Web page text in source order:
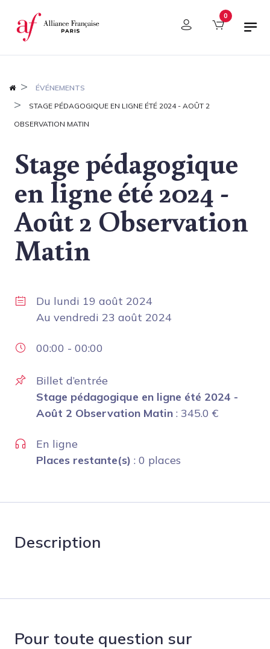
Panneau de gestion des cookies 0
ÉVÉNEMENTS
STAGE PÉDAGOGIQUE EN LIGNE ÉTÉ 2024 - AOÛT 2
OBSERVATION MATIN
Stage pédagogique
en ligne été 2024 -
Août 2 Observation
Matin
Du lundi 19 août 2024
Au vendredi 23 août 2024
00:00 - 00:00
Billet d’entrée
Stage pédagogique en ligne été 2024 -
Août 2 Observation Matin : 345.0 €
En ligne
Places restante(s) : 0 places
Description
Pour toute question sur